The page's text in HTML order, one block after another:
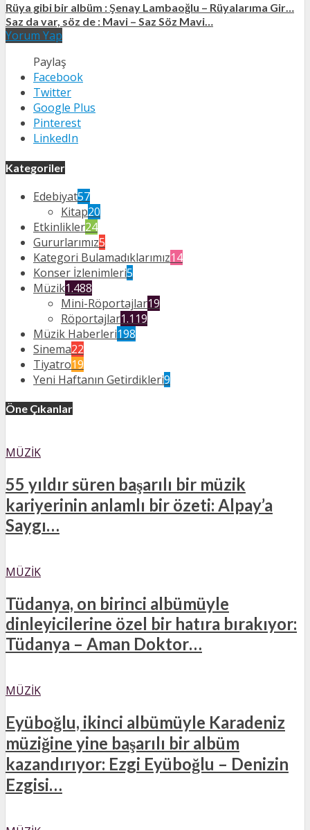
Rüya gibi bir albüm : Şenay Lambaoğlu – Rüyalarıma Gir…
Saz da var, söz de : Mavi – Saz Söz Mavi…
Yorum Yap
Paylaş
Facebook
Twitter
Google Plus
Pinterest
LinkedIn
Kategoriler
Edebiyat57
Kitap20
Etkinlikler24
Gururlarımız5
Kategori Bulamadıklarımız14
Konser İzlenimleri5
Müzik1.488
Mini-Röportajlar19
Röportajlar1.119
Müzik Haberleri198
Sinema22
Tiyatro19
Yeni Haftanın Getirdikleri9
Öne Çıkanlar
MÜZIK
55 yıldır süren başarılı bir müzik
kariyerinin anlamlı bir özeti: Alpay’a
Saygı…
MÜZIK
Tüdanya, on birinci albümüyle
dinleyicilerine özel bir hatıra bırakıyor:
Tüdanya – Aman Doktor…
MÜZIK
Eyüboğlu, ikinci albümüyle Karadeniz
müziğine yine başarılı bir albüm
kazandırıyor: Ezgi Eyüboğlu – Denizin
Ezgisi…